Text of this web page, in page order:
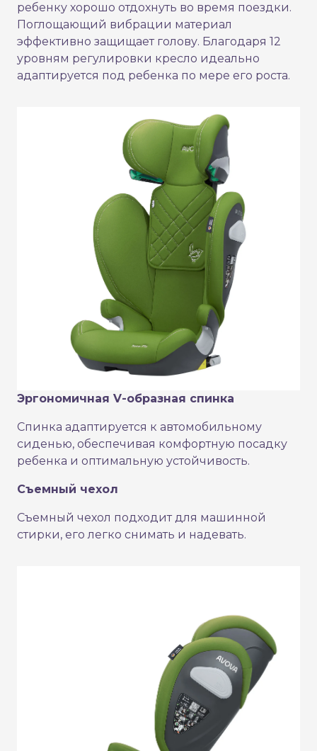
ребенку хорошо отдохнуть во время поездки.
Поглощающий вибрации материал
эффективно защищает голову. Благодаря 12
уровням регулировки кресло идеально
адаптируется под ребенка по мере его роста.
Эргономичная V-образная спинка
Спинка адаптируется к автомобильному
сиденью, обеспечивая комфортную посадку
ребенка и оптимальную устойчивость.
Съемный чехол
Съемный чехол подходит для машинной
стирки, его легко снимать и надевать.